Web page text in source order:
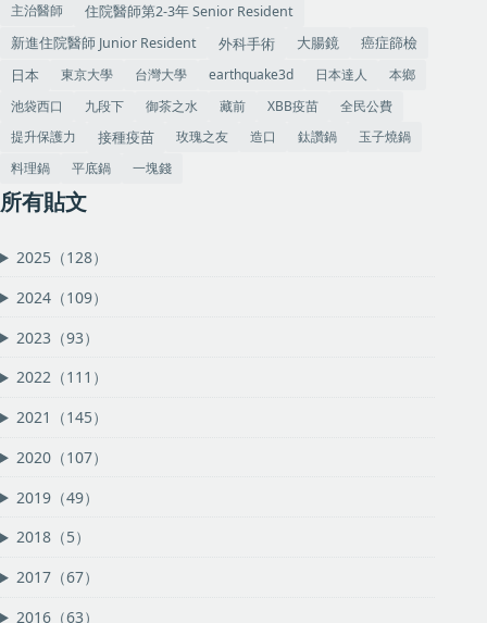
主治醫師
住院醫師第2-3年 Senior Resident
新進住院醫師 Junior Resident
外科手術 大腸鏡 癌症篩檢
日本 東京大學 台灣大學 earthquake3d 日本達人
本鄉
池袋西口
九段下 御茶之水 藏前 XBB疫苗
全民公費
提升保護力
接種疫苗 玫瑰之友 造口 鈦讚鍋
玉子燒鍋
料理鍋
平底鍋 一塊錢
所有貼文
2025（128）
2024（109）
2023（93）
2022（111）
2021（145）
2020（107）
2019（49）
2018（5）
2017（67）
2016（63）